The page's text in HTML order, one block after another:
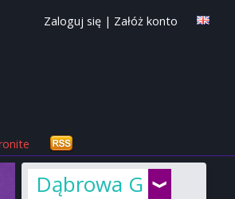
Zaloguj się | Załóż konto
Dąbrowa Górnicza